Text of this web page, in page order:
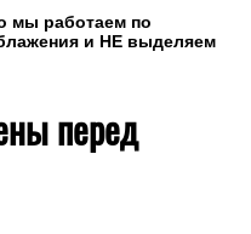
мы работаем по
и НЕ выделяем
перед